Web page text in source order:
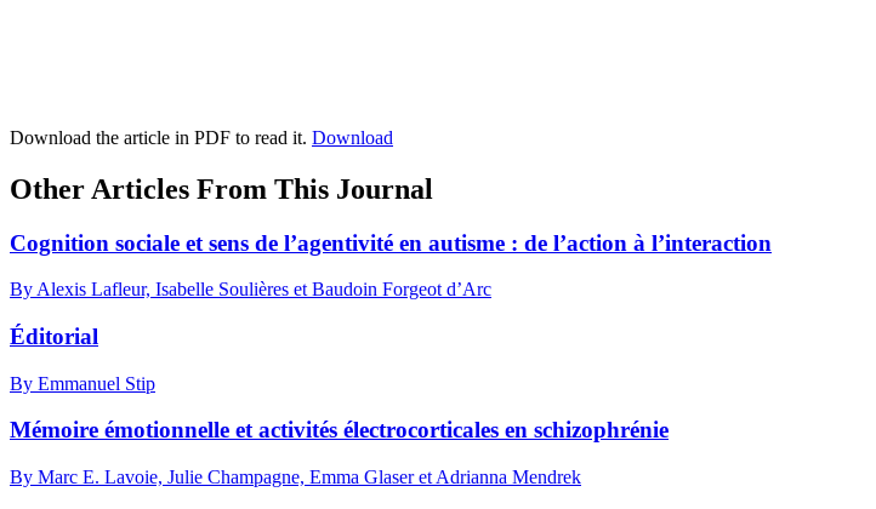
Download the article in PDF to read it. Download
Other Articles From This Journal
Cognition sociale et sens de l’agentivité en autisme : de l’action à l’interaction
By Alexis Lafleur, Isabelle Soulières et Baudoin Forgeot d’Arc
Éditorial
By Emmanuel Stip
Mémoire émotionnelle et activités électrocorticales en schizophrénie
By Marc E. Lavoie, Julie Champagne, Emma Glaser et Adrianna Mendrek